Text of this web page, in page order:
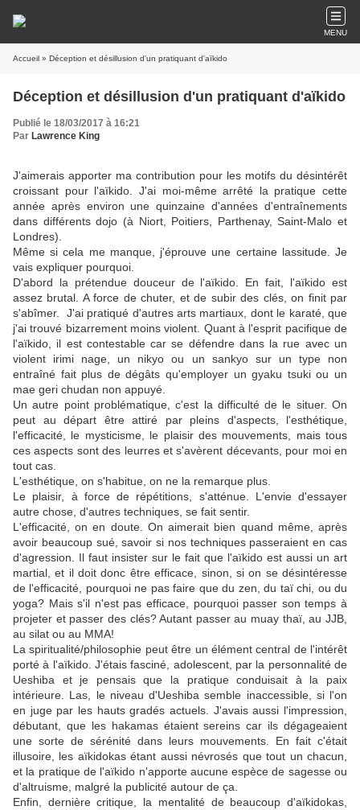
MENU
Accueil » Déception et désillusion d'un pratiquant d'aïkido
Déception et désillusion d'un pratiquant d'aïkido
Publié le 18/03/2017 à 16:21
Par Lawrence King
J'aimerais apporter ma contribution pour les motifs du désintérêt
croissant pour l'aïkido. J'ai moi-même arrêté la pratique cette
année après environ une quinzaine d'années d'entraînements
dans différents dojo (à Niort, Poitiers, Parthenay, Saint-Malo et
Londres).
Même si cela me manque, j'éprouve une certaine lassitude. Je
vais expliquer pourquoi.
D'abord la prétendue douceur de l'aïkido. En fait, l'aïkido est
assez brutal. A force de chuter, et de subir des clés, on finit par
s'abîmer. J'ai pratiqué d'autres arts martiaux, dont le karaté, que
j'ai trouvé bizarrement moins violent. Quant à l'esprit pacifique de
l'aïkido, il est contestable car se défendre dans la rue avec un
violent irimi nage, un nikyo ou un sankyo sur un type non
entraîné fait plus de dégâts qu'employer un gyaku tsuki ou un
mae geri chudan non appuyé.
Un autre point problématique, c'est la difficulté de le situer. On
peut au départ être attiré par pleins d'aspects, l'esthétique,
l'efficacité, le mysticisme, le plaisir des mouvements, mais tous
ces aspects sont des leurres et s'avèrent décevants, pour moi en
tout cas.
L'esthétique, on s'habitue, on ne la remarque plus.
Le plaisir, à force de répétitions, s'atténue. L'envie d'essayer
autre chose, d'autres techniques, se fait sentir.
L'efficacité, on en doute. On aimerait bien quand même, après
avoir beaucoup sué, savoir si nos techniques passeraient en cas
d'agression. Il faut insister sur le fait que l'aïkido est aussi un art
martial, et il doit donc être efficace, sinon, si on se désintéresse
de l'efficacité, pourquoi ne pas faire que du zen, du taï chi, ou du
yoga? Mais s'il n'est pas efficace, pourquoi passer son temps à
projeter et passer des clés? Autant passer au muay thaï, au JJB,
au silat ou au MMA!
La spiritualité/philosophie peut être un élément central de l'intérêt
porté à l'aïkido. J'étais fasciné, adolescent, par la personnalité de
Ueshiba et je pensais que la pratique conduisait à la paix
intérieure. Las, le niveau d'Ueshiba semble inaccessible, si l'on
en juge par les hauts gradés actuels. J'avais aussi l'impression,
débutant, que les hakamas étaient sereins car ils dégageaient
une sorte de sérénité dans leurs mouvements. En fait c'était
illusoire, les aïkidokas étant aussi névrosés que tout un chacun,
et la pratique de l'aïkido n'apporte aucune espèce de sagesse ou
d'altruisme, malgré la publicité autour de ça.
Enfin, dernière critique, la mentalité de beaucoup d'aïkidokas,